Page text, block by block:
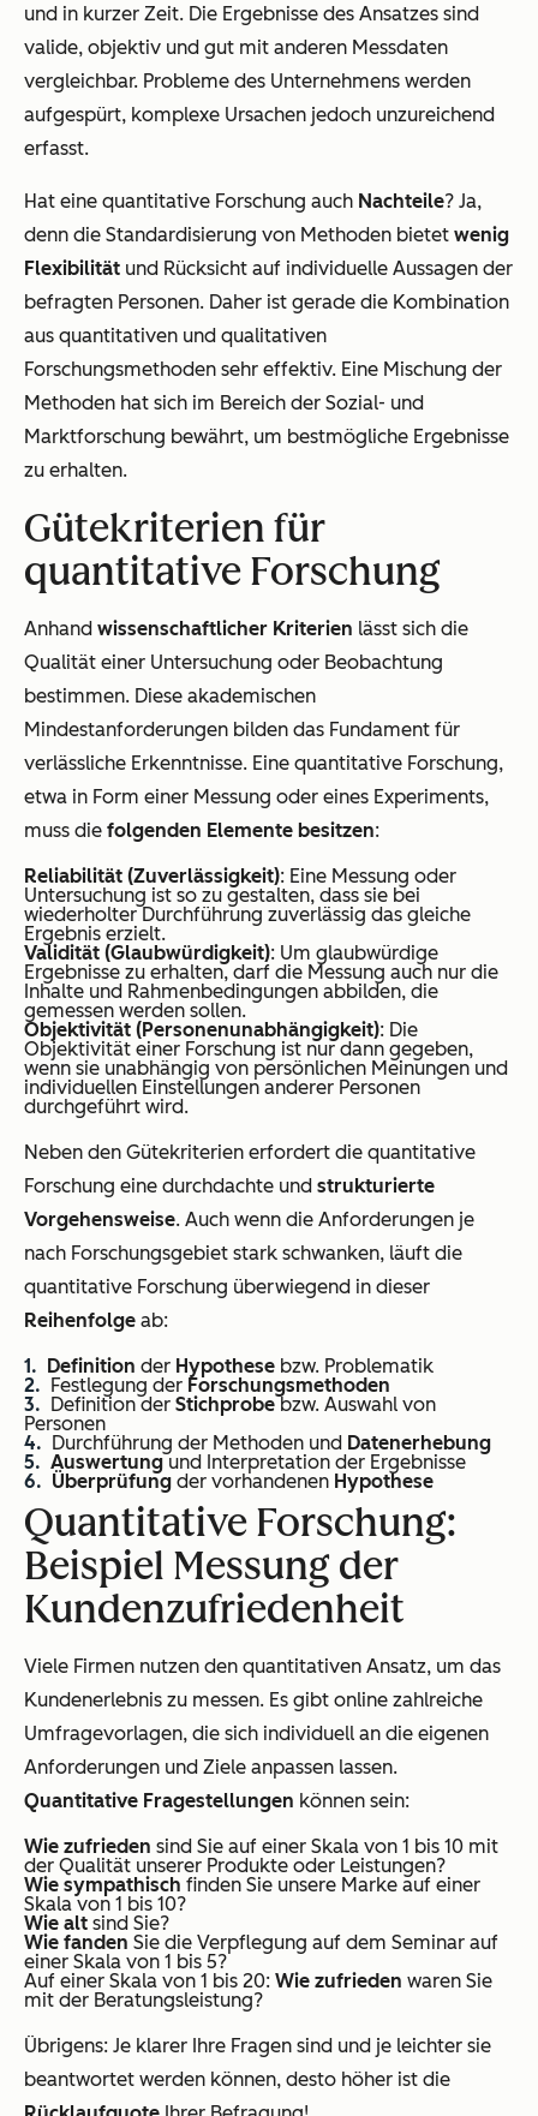
und in kurzer Zeit. Die Ergebnisse des Ansatzes sind
valide, objektiv und gut mit anderen Messdaten
vergleichbar. Probleme des Unternehmens werden
aufgespürt, komplexe Ursachen jedoch unzureichend
erfasst.
Hat eine quantitative Forschung auch Nachteile? Ja,
denn die Standardisierung von Methoden bietet wenig
Flexibilität und Rücksicht auf individuelle Aussagen der
befragten Personen. Daher ist gerade die Kombination
aus quantitativen und qualitativen
Forschungsmethoden sehr effektiv. Eine Mischung der
Methoden hat sich im Bereich der Sozial- und
Marktforschung bewährt, um bestmögliche Ergebnisse
zu erhalten.
Gütekriterien für
quantitative Forschung
Anhand wissenschaftlicher Kriterien lässt sich die
Qualität einer Untersuchung oder Beobachtung
bestimmen. Diese akademischen
Mindestanforderungen bilden das Fundament für
verlässliche Erkenntnisse. Eine quantitative Forschung,
etwa in Form einer Messung oder eines Experiments,
muss die folgenden Elemente besitzen:
Reliabilität (Zuverlässigkeit): Eine Messung oder
Untersuchung ist so zu gestalten, dass sie bei
wiederholter Durchführung zuverlässig das gleiche
Ergebnis erzielt.
Validität (Glaubwürdigkeit): Um glaubwürdige
Ergebnisse zu erhalten, darf die Messung auch nur die
Inhalte und Rahmenbedingungen abbilden, die
gemessen werden sollen.
Objektivität (Personenunabhängigkeit): Die
Objektivität einer Forschung ist nur dann gegeben,
wenn sie unabhängig von persönlichen Meinungen und
individuellen Einstellungen anderer Personen
durchgeführt wird.
Neben den Gütekriterien erfordert die quantitative
Forschung eine durchdachte und strukturierte
Vorgehensweise. Auch wenn die Anforderungen je
nach Forschungsgebiet stark schwanken, läuft die
quantitative Forschung überwiegend in dieser
Reihenfolge ab:
Definition der Hypothese bzw. Problematik
Festlegung der Forschungsmethoden
Definition der Stichprobe bzw. Auswahl von
Personen
Durchführung der Methoden und Datenerhebung
Auswertung und Interpretation der Ergebnisse
Überprüfung der vorhandenen Hypothese
Quantitative Forschung:
Beispiel Messung der
Kundenzufriedenheit
Viele Firmen nutzen den quantitativen Ansatz, um das
Kundenerlebnis zu messen. Es gibt online zahlreiche
Umfragevorlagen, die sich individuell an die eigenen
Anforderungen und Ziele anpassen lassen.
Quantitative Fragestellungen können sein:
Wie zufrieden sind Sie auf einer Skala von 1 bis 10 mit
der Qualität unserer Produkte oder Leistungen?
Wie sympathisch finden Sie unsere Marke auf einer
Skala von 1 bis 10?
Wie alt sind Sie?
Wie fanden Sie die Verpflegung auf dem Seminar auf
einer Skala von 1 bis 5?
Auf einer Skala von 1 bis 20: Wie zufrieden waren Sie
mit der Beratungsleistung?
Übrigens: Je klarer Ihre Fragen sind und je leichter sie
beantwortet werden können, desto höher ist die